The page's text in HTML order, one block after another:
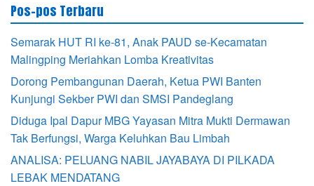
Pos-pos Terbaru
Semarak HUT RI ke-81, Anak PAUD se-Kecamatan
Malingping Meriahkan Lomba Kreativitas
Dorong Pembangunan Daerah, Ketua PWI Banten
Kunjungi Sekber PWI dan SMSI Pandeglang
Diduga Ipal Dapur MBG Yayasan Mitra Mukti Dermawan
Tak Berfungsi, Warga Keluhkan Bau Limbah
ANALISA: PELUANG NABIL JAYABAYA DI PILKADA
LEBAK MENDATANG